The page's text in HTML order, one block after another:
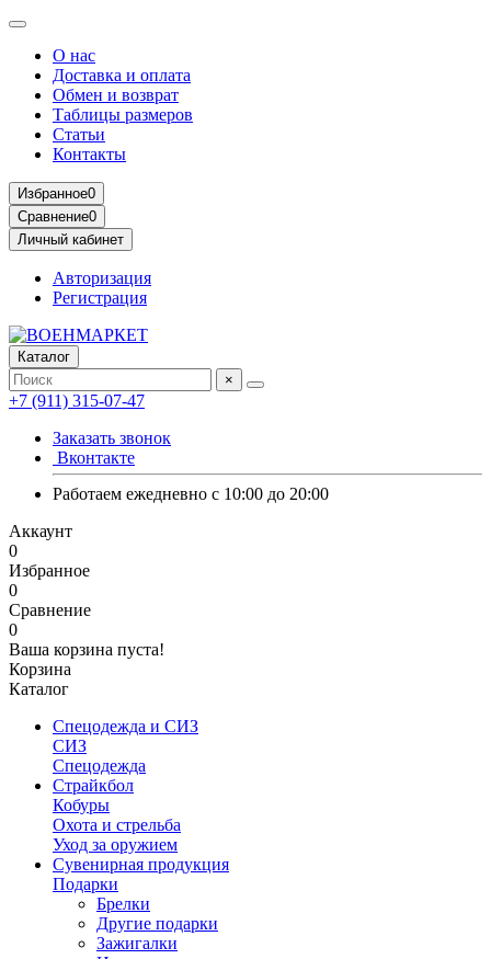
О нас
Доставка и оплата
Обмен и возврат
Таблицы размеров
Статьи
Контакты
Избранное0
Сравнение0
Личный кабинет
Авторизация
Регистрация
Каталог
×
+7 (911) 315-07-47
Заказать звонок
Вконтакте
Работаем ежедневно с 10:00 до 20:00
Аккаунт
0
Избранное
0
Сравнение
0
Ваша корзина пуста!
Корзина
Каталог
Спецодежда и СИЗ
СИЗ
Спецодежда
Страйкбол
Кобуры
Охота и стрельба
Уход за оружием
Сувенирная продукция
Подарки
Брелки
Другие подарки
Зажигалки